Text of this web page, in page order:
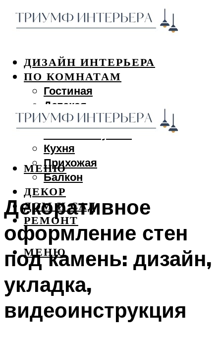
ДИЗАЙН ИНТЕРЬЕРА
ПО КОМНАТАМ
Гостиная
Детская
Спальня
Кухня
Прихожая
Балкон
ДЕКОР
ДОМ И САД
РЕМОНТ
МЕНЮ
МЕНЮ
Декоративное
оформление стен
под камень: дизайн,
укладка,
видеоинструкция